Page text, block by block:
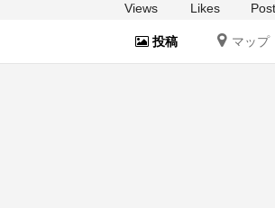
Views Likes
投稿 マップ